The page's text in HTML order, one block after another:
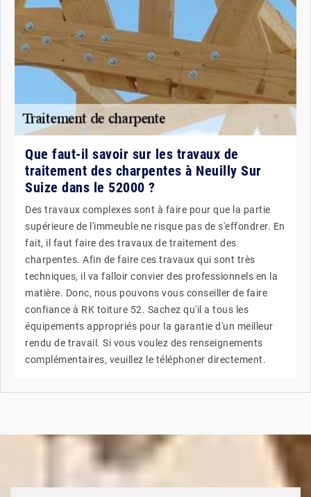
Que faut-il savoir sur les travaux de
traitement des charpentes à Neuilly Sur
Suize dans le 52000 ?
Des travaux complexes sont à faire pour que la partie
supérieure de l'immeuble ne risque pas de s'effondrer. En
fait, il faut faire des travaux de traitement des
charpentes. Afin de faire ces travaux qui sont très
techniques, il va falloir convier des professionnels en la
matière. Donc, nous pouvons vous conseiller de faire
confiance à RK toiture 52. Sachez qu'il a tous les
équipements appropriés pour la garantie d'un meilleur
rendu de travail. Si vous voulez des renseignements
complémentaires, veuillez le téléphoner directement.